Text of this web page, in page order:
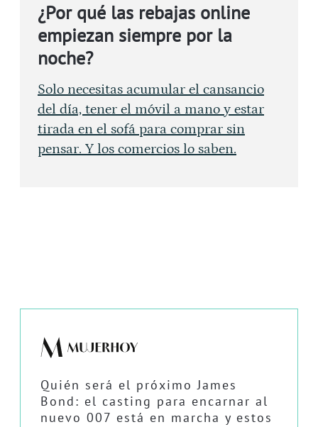
¿Por qué las rebajas online
empiezan siempre por la
noche?
Solo necesitas acumular el cansancio
del día, tener el móvil a mano y estar
tirada en el sofá para comprar sin
pensar. Y los comercios lo saben.
Quién será el próximo James
Bond: el casting para encarnar al
nuevo 007 está en marcha y estos